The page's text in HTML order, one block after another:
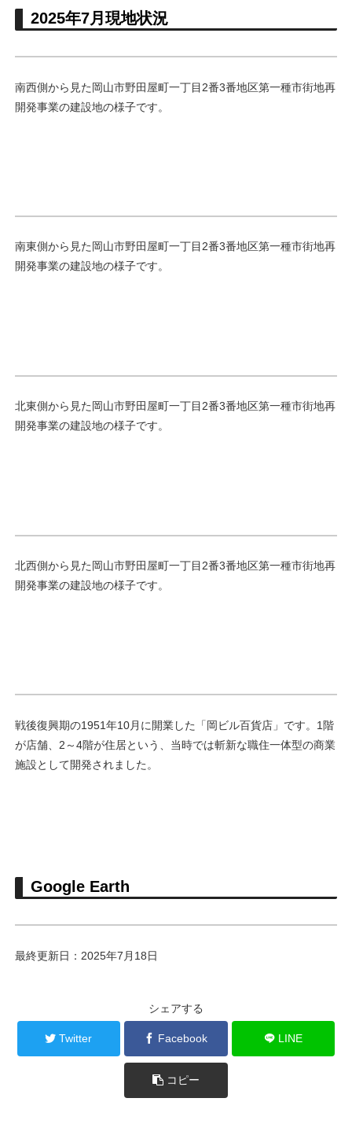
2025年7月現地状況
南西側から見た岡山市野田屋町一丁目2番3番地区第一種市街地再
開発事業の建設地の様子です。
南東側から見た岡山市野田屋町一丁目2番3番地区第一種市街地再
開発事業の建設地の様子です。
北東側から見た岡山市野田屋町一丁目2番3番地区第一種市街地再
開発事業の建設地の様子です。
北西側から見た岡山市野田屋町一丁目2番3番地区第一種市街地再
開発事業の建設地の様子です。
戦後復興期の1951年10月に開業した「岡ビル百貨店」です。1階
が店舗、2～4階が住居という、当時では斬新な職住一体型の商業
施設として開発されました。
Google Earth
最終更新日：2025年7月18日
シェアする
Twitter Facebook LINE
コピー